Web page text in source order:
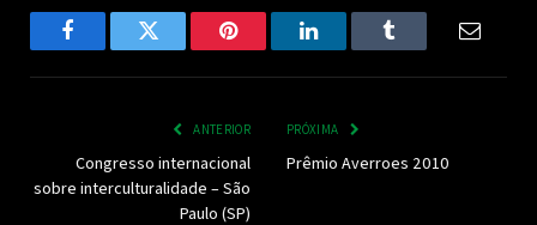
FacebookTwitter Pinterest LinkedInTumblr Email
ANTERIOR
Congresso internacional
sobre interculturalidade – São
Paulo (SP)
PRÓXIMA
Prêmio Averroes 2010